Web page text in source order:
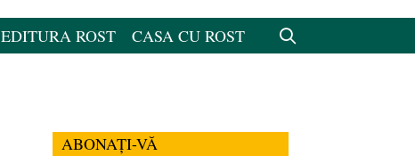
EDITURA ROST CASA CU ROST
ABONAȚI-VĂ